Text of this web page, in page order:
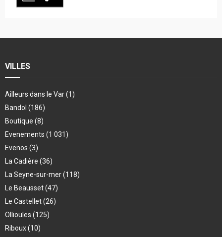
VILLES
Ailleurs dans le Var(1)
Bandol (186)
Boutique (8)
Evenements (1 031)
Evenos (3)
La Cadière (36)
La Seyne-sur-mer(118)
Le Beausset(47)
Le Castellet(26)
Ollioules (125)
Riboux(10)